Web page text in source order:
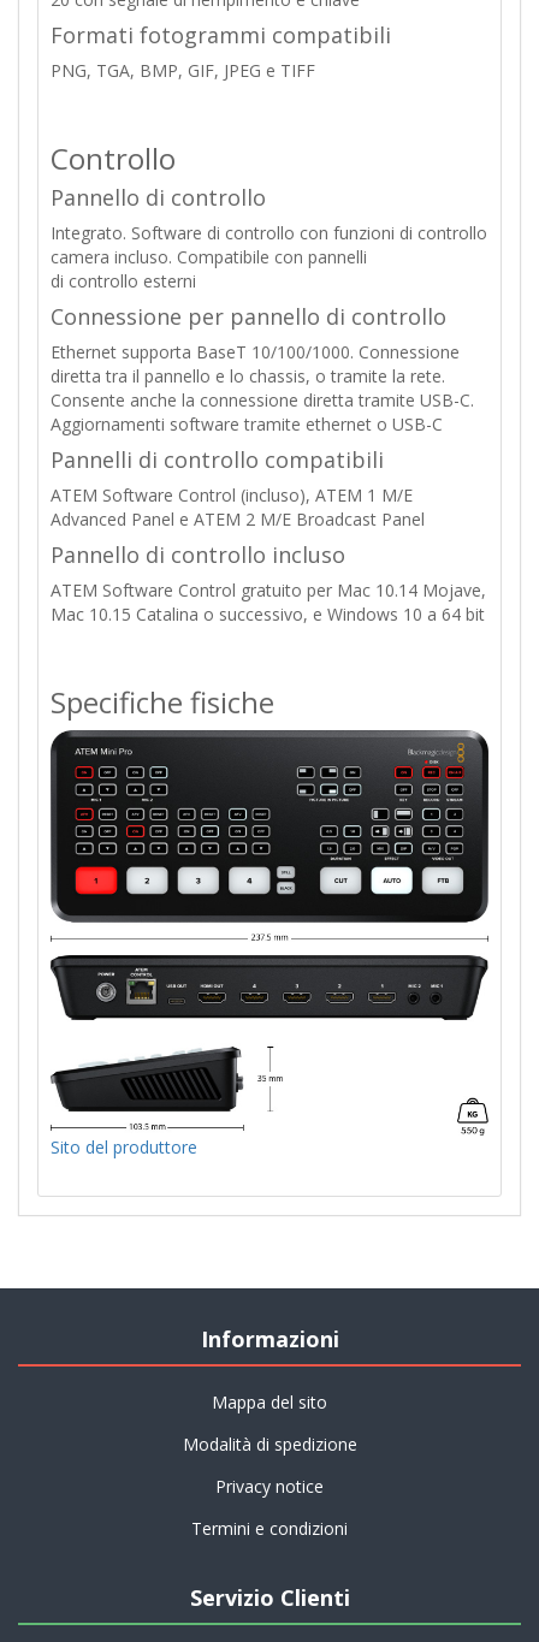
Formati fotogrammi compatibili
PNG, TGA, BMP, GIF, JPEG e TIFF
Controllo
Pannello di controllo
Integrato. Software di controllo con funzioni di controllo
camera incluso. Compatibile con pannelli
di controllo esterni
Connessione per pannello di controllo
Ethernet supporta BaseT 10/100/1000. Connessione
diretta tra il pannello e lo chassis, o tramite la rete.
Consente anche la connessione diretta tramite USB-C.
Aggiornamenti software tramite ethernet o USB-C
Pannelli di controllo compatibili
ATEM Software Control (incluso), ATEM 1 M/E
Advanced Panel e ATEM 2 M/E Broadcast Panel
Pannello di controllo incluso
ATEM Software Control gratuito per Mac 10.14 Mojave,
Mac 10.15 Catalina o successivo, e Windows 10 a 64 bit
Specifiche fisiche
Sito del produttore
Informazioni
Mappa del sito
Modalità di spedizione
Privacy notice
Termini e condizioni
Servizio Clienti